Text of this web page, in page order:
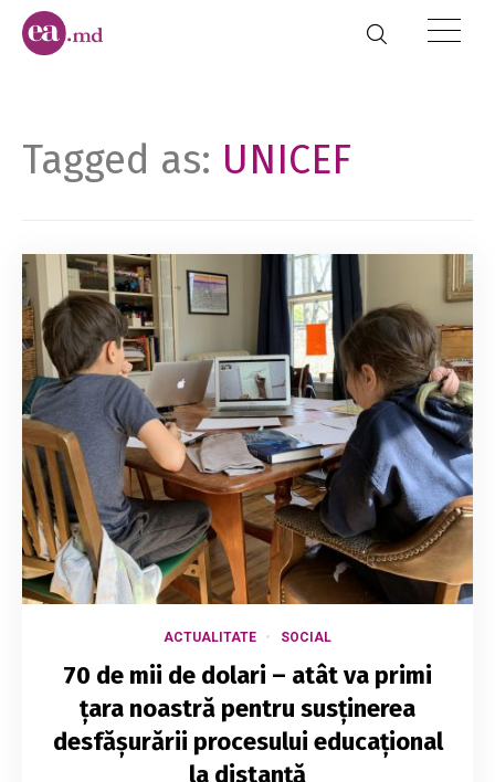
Tagged as: UNICEF
ACTUALITATE SOCIAL
70 de mii de dolari – atât va primi
țara noastră pentru susținerea
desfășurării procesului educațional
la distanță